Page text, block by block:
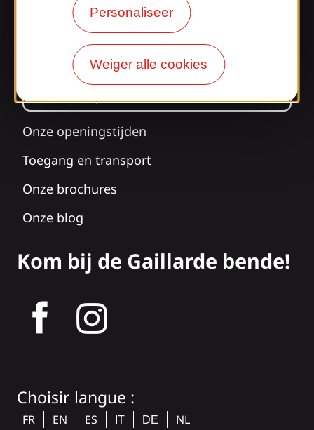
Personaliseer
Weiger alle cookies
Informatie
Verrast door ons
Onze openingstijden
Toegang en transport
Onze brochures
Onze blog
Kom bij de Gaillarde bende!
Choisir langue :
FR EN ES IT DE NL